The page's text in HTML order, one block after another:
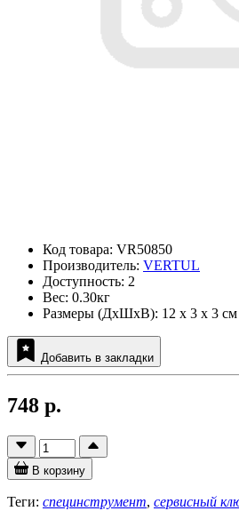
Код товара: VR50850
Производитель: VERTUL
Доступность: 2
Вес: 0.30кг
Размеры (ДxШxВ): 12 x 3 x 3 см
Добавить в закладки
748 р.
В корзину
Теги: специнструмент, сервисный